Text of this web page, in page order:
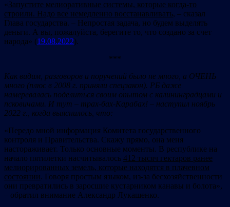
«Запустите мелиоративные системы, которые когда-то
строили. Надо все немедленно восстанавливать, – сказал
Глава государства. – Непростая задача, но будем выделять
деньги. А вы, пожалуйста, берегите то, что создано за счет
народа» (19.08.2022).
***
Как видим, разговоров и поручений было не много, а ОЧЕНЬ
много (плюс в 2008 г. приняли спецзакон). РБ даже
намеревалась поделиться своим опытом с калининградцами и
псковичами. И тут – трах-бах-Карабах! – наступил ноябрь
2022 г., когда выяснилось, что:
«Передо мной информация Комитета государственного
контроля и Правительства. Скажу прямо, она меня
настораживает. Только основные моменты. В республике на
начало пятилетки насчитывалось 412 тысяч гектаров ранее
мелиорированных земель, которые находятся в плачевном
состоянии. Говоря простым языком, из-за бесхозяйственности
они превратились в заросшие кустарником канавы и болота»,
– обратил внимание Александр Лукашенко.